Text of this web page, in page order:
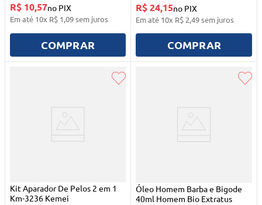
R$ 10,57no PIX
Em até 10x R$ 1,09sem juros
COMPRAR
R$ 24,15no PIX
Em até 10x R$ 2,49sem juros
COMPRAR
Kit Aparador De Pelos 2 em 1
Km-3236 Kemei
Óleo Homem Barba e Bigode
40ml Homem Bio Extratus